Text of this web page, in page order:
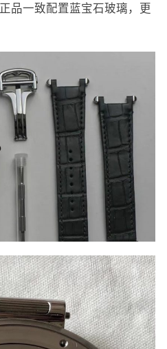
品一致配置蓝宝石玻璃，更